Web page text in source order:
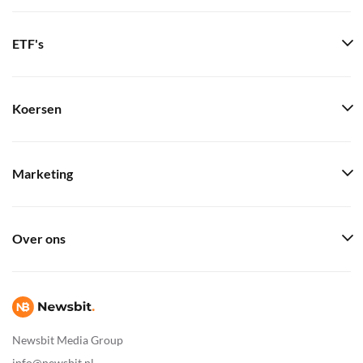
Newsbit Media Group
ETF's
Koersen
Marketing
Over ons